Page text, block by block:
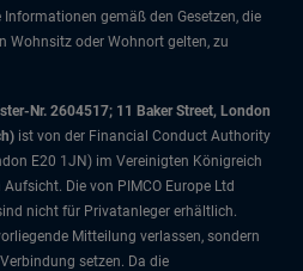
gemäß den Gesetzen, die
Wohnsitz oder Wohnort gelten, zu
Nr. 2604517; 11 Baker Street, London
ist von der Financial Conduct Authority
E20 1JN) im Vereinigten Königreich
Die von PIMCO Europe Ltd
nicht für Privatanleger erhältlich.
Mitteilung verlassen, sondern
setzen. Da die